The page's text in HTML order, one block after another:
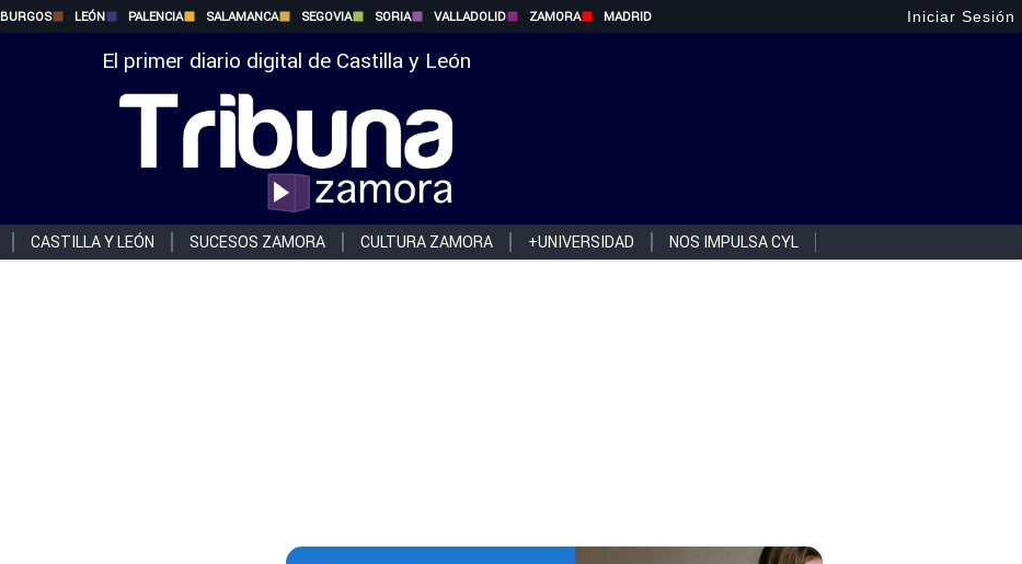
BURGOS LEÓN PALENCIA SALAMANCA SEGOVIA SORIA VALLADOLID ZAMORA MADRID Iniciar Sesión
El primer diario digital de Castilla y León
CASTILLA Y LEÓN SUCESOS ZAMORA CULTURA ZAMORA +UNIVERSIDAD NOS IMPULSA CYL